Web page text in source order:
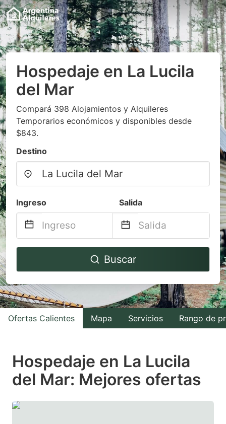
Hospedaje en La Lucila
del Mar
Compará 398 Alojamientos y Alquileres
Temporarios económicos y disponibles desde
$843.
Destino
Ingreso Salida
Navigate
to
interact
with
the
select
a
Navigate
to
interact
with
the
select
a
Buscar
Ofertas Calientes Mapa Servicios Rango de
Hospedaje en La Lucila
del Mar: Mejores ofertas